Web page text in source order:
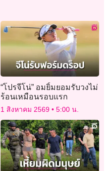
“โปรจีโน่” อมยิ้มยอมรับวงไม่
ร้อนเหมือนรอบแรก
1 สิงหาคม 2569 5:00 น.